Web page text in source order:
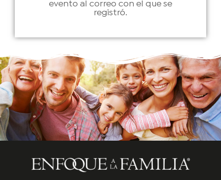
evento al correo con el que se
registró.